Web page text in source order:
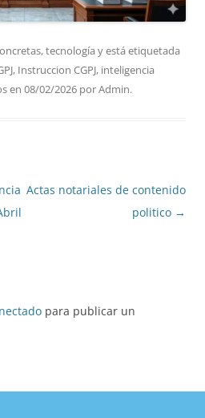
,tecnología y está etiquetada
, Instruccion CGPJ, inteligencia
en 08/02/2026 porAdmin.
Actas notariales de contenido
politico →
para publicar un